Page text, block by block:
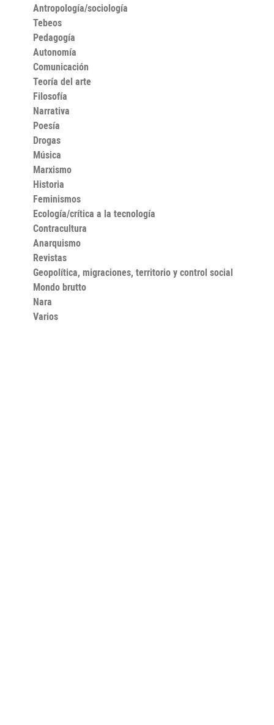
Antropología/sociología
Tebeos
Pedagogía
Autonomía
Comunicación
Teoría del arte
Filosofía
Narrativa
Poesía
Drogas
Música
Marxismo
Historia
Feminismos
Ecología/crítica a la tecnología
Contracultura
Anarquismo
Revistas
Geopolítica, migraciones, territorio y control social
Mondo brutto
Nara
Varios